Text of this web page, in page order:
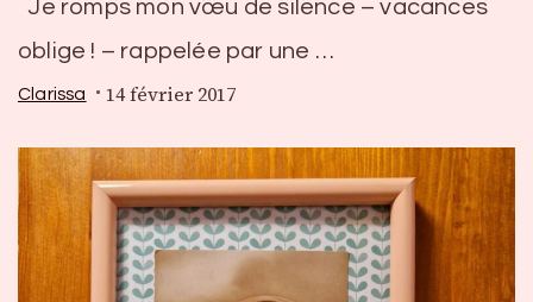
Je romps mon vœu de silence – vacances
oblige ! – rappelée par une …
Clarissa 14 février 2017